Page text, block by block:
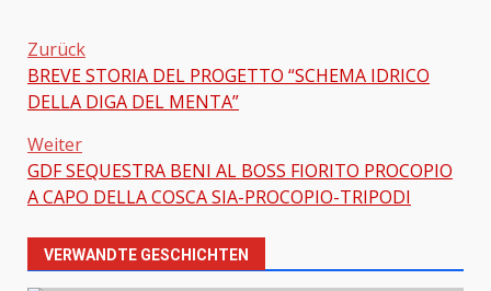
Beitragsnavigation
Zurück
BREVE STORIA DEL PROGETTO “SCHEMA IDRICO
DELLA DIGA DEL MENTA”
Weiter
GDF SEQUESTRA BENI AL BOSS FIORITO PROCOPIO
A CAPO DELLA COSCA SIA-PROCOPIO-TRIPODI
VERWANDTE GESCHICHTEN